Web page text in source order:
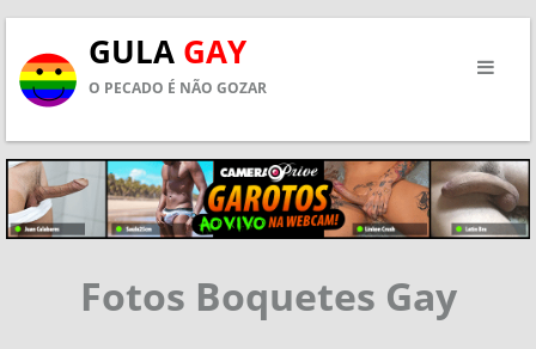
GULA GAY
O PECADO É NÃO GOZAR
Fotos Boquetes Gay